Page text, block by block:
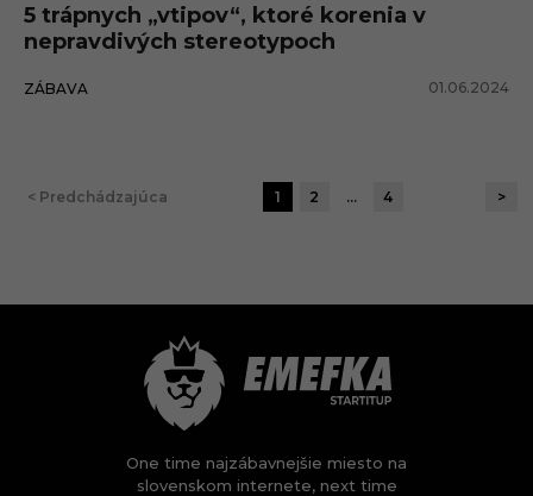
5 trápnych „vtipov“, ktoré korenia v
nepravdivých stereotypoch
ZÁBAVA 01.06.2024
< Predchádzajúca 1 2 … 4 >
One time najzábavnejšie miesto na
slovenskom internete, next time